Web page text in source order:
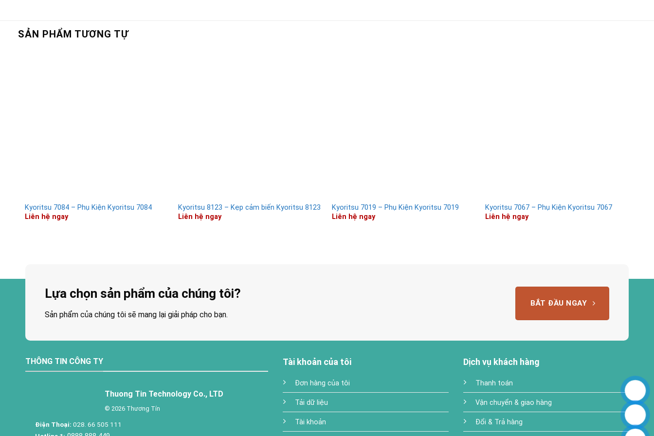
SẢN PHẨM TƯƠNG TỰ
Kyoritsu 7084 – Phụ Kiện Kyoritsu 7084
Liên hệ ngay
Kyoritsu 8123 – Kẹp cảm biến Kyoritsu 8123
Liên hệ ngay
Kyoritsu 7019 – Phụ Kiện Kyoritsu 7019
Liên hệ ngay
Kyoritsu 7067 – Phụ Kiện Kyoritsu 7067
Liên hệ ngay
Lựa chọn sản phẩm của chúng tôi?
Sản phẩm của chúng tôi sẽ mang lại giải pháp cho bạn.
BẮT ĐẦU NGAY
THÔNG TIN CÔNG TY
Thuong Tin Technology Co., LTD
© 2026 Thương Tín
Điện Thoại: 028. 66 505 111
Tài khoản của tôi
Đơn hàng của tôi
Tải dữ liệu
Tài khoản
Dịch vụ khách hàng
Thanh toán
Vận chuyển & giao hàng
Đổi & Trả hàng